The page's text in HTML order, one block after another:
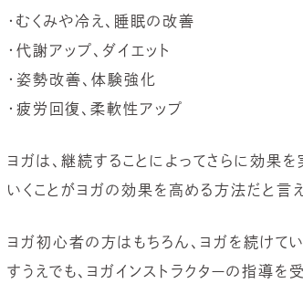
・むくみや冷え、睡眠の改善
・代謝アップ、ダイエット
・姿勢改善、体験強化
・疲労回復、柔軟性アップ
ヨガは、継続することによってさらに効果
いくことがヨガの効果を高める方法だと言え
ヨガ初心者の方はもちろん、ヨガを続けて
すうえでも、ヨガインストラクターの指導を